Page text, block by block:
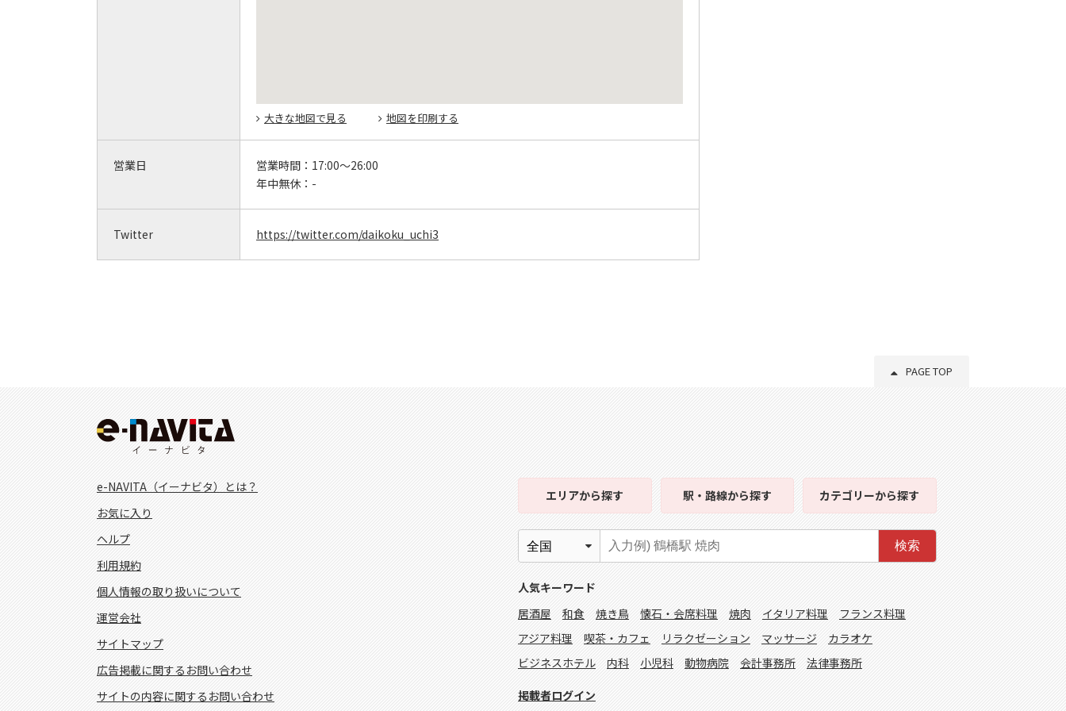
大きな地図で見る 地図を印刷する
営業日 営業時間： 17:00～26:00
年中無休： -
Twitter https://twitter.com/daikoku_uchi3
PAGE TOP
e-NAVITA（イーナビタ）とは？
お気に入り
ヘルプ
利用規約
個人情報の取り扱いについて
運営会社
サイトマップ
広告掲載に関するお問い合わせ
サイトの内容に関するお問い合わせ
エリアから探す 駅・路線から探す カテゴリーから探す
検索
人気キーワード
居酒屋
和食 焼き鳥 懐石・会席料理 焼肉 イタリア料理
フランス料理
アジア料理
喫茶・カフェ リラクゼーション マッサージ
カラオケ
ビジネスホテル
内科 小児科 動物病院 会計事務所 法律事務所
掲載者ログイン